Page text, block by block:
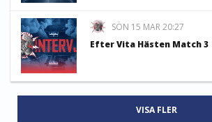
SÖN 15 MAR 20:27
Efter Vita Hästen Match 3
VISA FLER